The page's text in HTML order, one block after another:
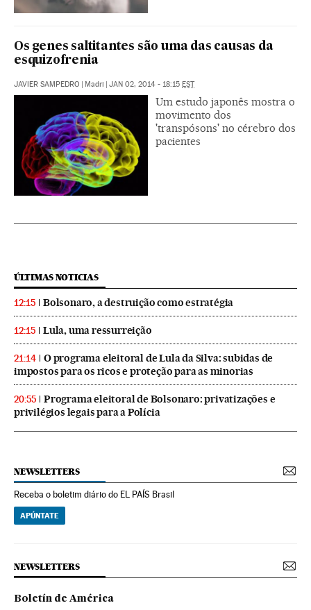
Os genes saltitantes são uma das causas da
esquizofrenia
JAVIER SAMPEDRO | Madri | JAN 02, 2014 - 18:15 EST
Um estudo japonês mostra o
movimento dos
'transpósons' no cérebro dos
pacientes
ÚLTIMAS NOTICIAS
12:15 Bolsonaro, a destruição como estratégia
12:15 Lula, uma ressurreição
21:14
O programa eleitoral de Lula da Silva: subidas de
impostos para os ricos e proteção para as minorias
20:55
Programa eleitoral de Bolsonaro: privatizações e
privilégios legais para a Polícia
NEWSLETTERS
Receba o boletim diário do EL PAÍS Brasil
APÚNTATE
NEWSLETTERS
Boletín de América